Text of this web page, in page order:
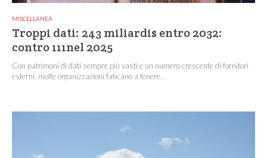
MISCELLANEA
Troppi dati: 243 miliardi$ entro 2032:
contro 111nel 2025
Con patrimoni di dati sempre più vasti e un numero crescente di fornitori
esterni, molte organizzazioni faticano a tenere...